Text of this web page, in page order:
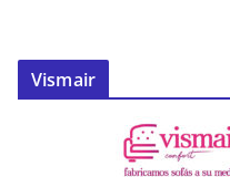
Vismair